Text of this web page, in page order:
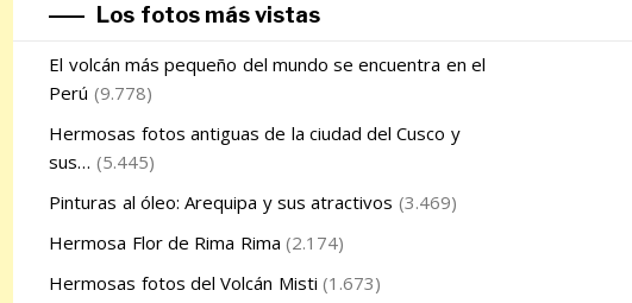
Los fotos más vistas
El volcán más pequeño del mundo se encuentra en el
Perú (9.778)
Hermosas fotos antiguas de la ciudad del Cusco y
sus… (5.445)
Pinturas al óleo: Arequipa y sus atractivos (3.469)
Hermosa Flor de Rima Rima (2.174)
Hermosas fotos del Volcán Misti (1.673)